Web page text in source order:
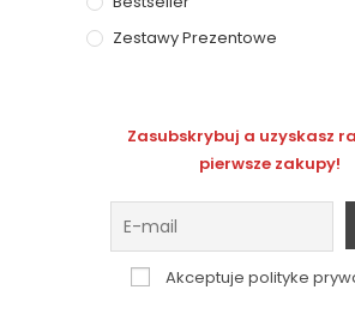
Zestawy Prezentowe
Zasubskrybuj a uzyskasz
pierwsze zakupy!
Akceptuje polityke